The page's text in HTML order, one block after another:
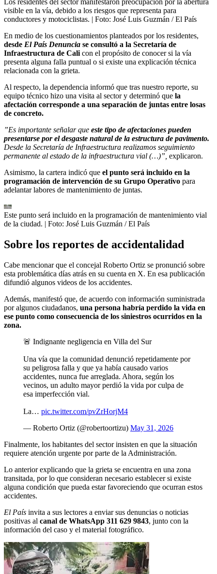
visible en la vía, debido a los riesgos que representa para
conductores y motociclistas. | Foto: José Luis Guzmán / El País
En medio de los cuestionamientos planteados por los residentes,
desde El País Denuncia se consultó a la Secretaría de
Infraestructura de Cali con el propósito de conocer si la vía
presenta alguna falla puntual o si existe una explicación técnica
relacionada con la grieta.
Al respecto, la dependencia informó que tras nuestro reporte, su
equipo técnico hizo una visita al sector y determinó que la
afectación corresponde a una separación de juntas entre losas
de concreto.
”Es importante señalar que este tipo de afectaciones pueden
presentarse por el desgaste natural de la estructura de pavimento.
Desde la Secretaría de Infraestructura realizamos seguimiento
permanente al estado de la infraestructura vial (…)”, explicaron.
Asimismo, la cartera indicó que el punto será incluido en la
programación de intervención de su Grupo Operativo para
adelantar labores de mantenimiento de juntas.
Este punto será incluido en la programación de mantenimiento vial
de la ciudad. | Foto: José Luis Guzmán / El País
Sobre los reportes de accidentalidad
Cabe mencionar que el concejal Roberto Ortiz se pronunció sobre
esta problemática días atrás en su cuenta en X. En esa publicación
difundió algunos videos de los accidentes.
Además, manifestó que, de acuerdo con información suministrada
por algunos ciudadanos, una persona habría perdido la vida en
ese punto como consecuencia de los siniestros ocurridos en la
zona.
🚨 Indignante negligencia en Villa del Sur
Una vía que la comunidad denunció repetidamente por
su peligrosa falla y que ya había causado varios
accidentes, nunca fue arreglada. Ahora, según los
vecinos, un adulto mayor perdió la vida por culpa de
esa imperfección vial.
La… pic.twitter.com/pvZrHorjM4
— Roberto Ortiz (@robertoortizu) May 31, 2026
Finalmente, los habitantes del sector insisten en que la situación
requiere atención urgente por parte de la Administración.
Lo anterior explicando que la grieta se encuentra en una zona
transitada, por lo que consideran necesario establecer si existe
alguna condición que pueda estar favoreciendo que ocurran estos
accidentes.
El País invita a sus lectores a enviar sus denuncias o noticias
positivas al canal de WhatsApp 311 629 9843, junto con la
información del caso y el material fotográfico.